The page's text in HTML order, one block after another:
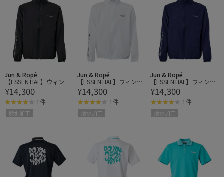
Jun & Ropé
【ESSENTIAL】ウィンド
ブレーカー/撥水
¥14,300
1件
撥水加工
Jun & Ropé
【ESSENTIAL】ウィンド
ブレーカー/撥水
¥14,300
1件
撥水加工
Jun & Ropé
【ESSENTIAL】ウィンド
ブレーカー/撥水
¥14,300
1件
撥水加工